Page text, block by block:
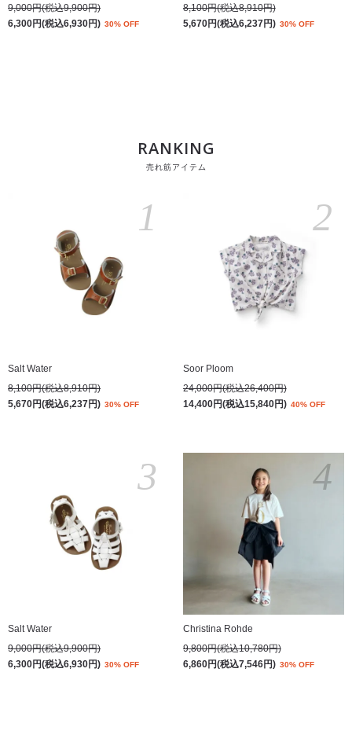
9,000円(税込9,900円)
6,300円(税込6,930円) 30% OFF
8,100円(税込8,910円)
5,670円(税込6,237円) 30% OFF
RANKING
売れ筋アイテム
Salt Water
8,100円(税込8,910円)
5,670円(税込6,237円) 30% OFF
1
Soor Ploom
24,000円(税込26,400円)
14,400円(税込15,840円) 40% OFF
2
Salt Water
9,000円(税込9,900円)
6,300円(税込6,930円) 30% OFF
3
Christina Rohde
9,800円(税込10,780円)
6,860円(税込7,546円) 30% OFF
4